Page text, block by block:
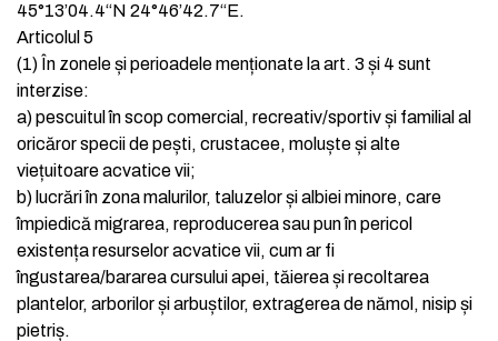
45°13’04.4“N 24°46’42.7“E.
Articolul 5
(1) În zonele și perioadele menționate la art. 3 și 4 sunt
interzise:
a)pescuitul în scop comercial, recreativ/sportiv și familial al
oricăror specii de pești, crustacee, moluște și alte
viețuitoare acvatice vii;
b) lucrări în zona malurilor, taluzelor și albiei minore, care
împiedică migrarea, reproducerea sau pun în pericol
existența resurselor acvatice vii, cum ar fi
îngustarea/bararea cursului apei, tăierea și recoltarea
plantelor, arborilor și arbuștilor, extragerea de nămol, nisip și
pietriș.